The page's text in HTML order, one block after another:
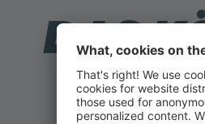
DAS